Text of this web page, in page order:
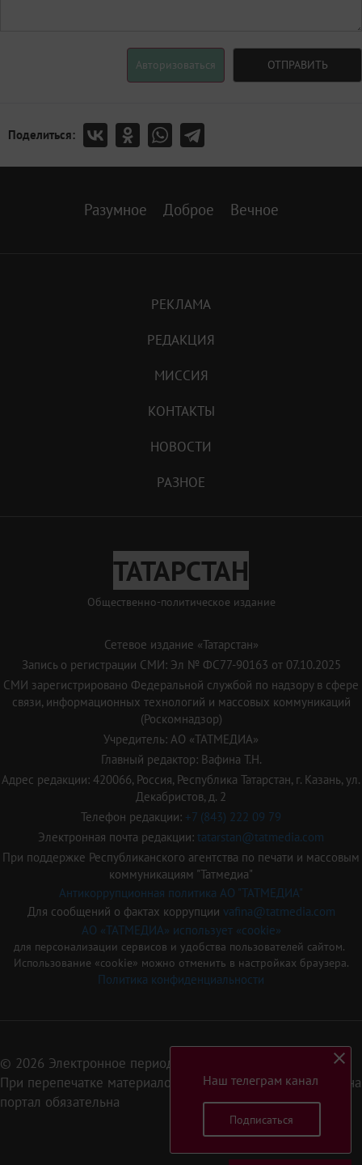
Авторизоваться ОТПРАВИТЬ
Поделиться:
Разумное Доброе Вечное
РЕКЛАМА
РЕДАКЦИЯ
МИССИЯ
КОНТАКТЫ
НОВОСТИ
РАЗНОЕ
ТАТАРСТАН
Общественно-политическое издание
Сетевое издание «Татарстан»
Запись о регистрации СМИ: Эл № ФС77-90163 от 07.10.2025
СМИ зарегистрировано Федеральной службой по надзору в сфере
связи, информационных технологий и массовых коммуникаций
(Роскомнадзор)
Учредитель: АО «ТАТМЕДИА»
Главный редактор: Вафина Т.Н.
Адрес редакции: 420066, Россия, Республика Татарстан, г. Казань, ул.
Декабристов, д. 2
Телефон редакции: +7 (843) 222 09 79
Электронная почта редакции: tatarstan@tatmedia.com
При поддержке Республиканского агентства по печати и массовым
коммуникациям "Татмедиа"
Антикоррупционная политика АО "ТАТМЕДИА"
Для сообщений о фактах коррупции vafina@tatmedia.com
АО «ТАТМЕДИА» использует «cookie»
для персонализации сервисов и удобства пользователей сайтом.
Использование «cookie» можно отменить в настройках браузера.
Политика конфиденциальности
© 2026 Электронное периодическое издание «Татарстан»
При перепечатке материалов или их фрагментов ссылка на
портал обязательна
Наш телеграм канал
Подписаться